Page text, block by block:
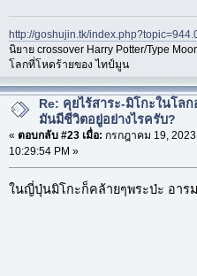
http://goshujin.tk/
นิยาย crossover Harry Potter/Type
โลกที่โหดร้ายของ ไทป์มูน
Re: คุยไร้สาระ-มิโกะในโลก
มันมีชีวิตอยู่อย่างไรครับ?
« ตอบกลับ #23 เมื่อ: กรกฎาคม 19,
10:29:54 PM »
ในญี่ปุ่นมิโกะก็คล้ายๆพระป่ะ อา